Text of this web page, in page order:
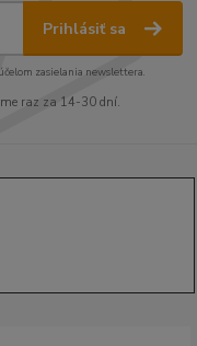
Prihlásiť sa
zasielania newslettera.
raz za 14-30 dní.